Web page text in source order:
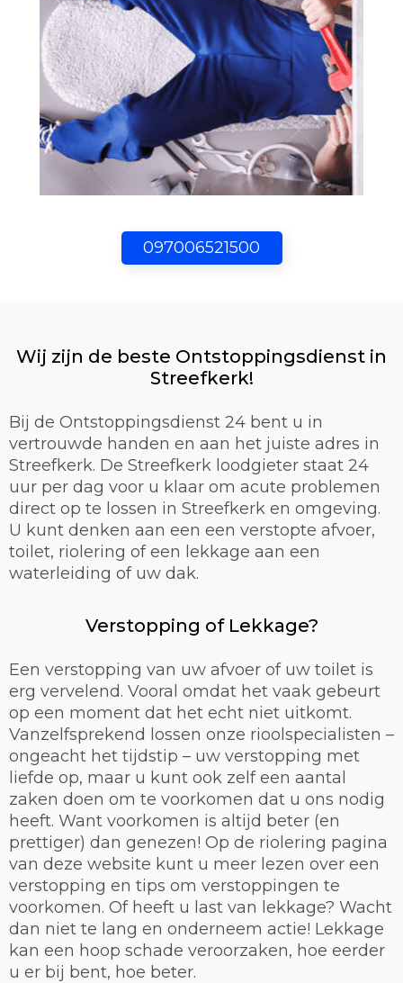
097006521500
Wij zijn de beste Ontstoppingsdienst in
Streefkerk!
Bij de Ontstoppingsdienst 24 bent u in
vertrouwde handen en aan het juiste adres in
Streefkerk. De Streefkerk loodgieter staat 24
uur per dag voor u klaar om acute problemen
direct op te lossen in Streefkerk en omgeving.
U kunt denken aan een een verstopte afvoer,
toilet, riolering of een lekkage aan een
waterleiding of uw dak.
Verstopping of Lekkage?
Een verstopping van uw afvoer of uw toilet is
erg vervelend. Vooral omdat het vaak gebeurt
op een moment dat het echt niet uitkomt.
Vanzelfsprekend lossen onze rioolspecialisten –
ongeacht het tijdstip – uw verstopping met
liefde op, maar u kunt ook zelf een aantal
zaken doen om te voorkomen dat u ons nodig
heeft. Want voorkomen is altijd beter (en
prettiger) dan genezen! Op de riolering pagina
van deze website kunt u meer lezen over een
verstopping en tips om verstoppingen te
voorkomen. Of heeft u last van lekkage? Wacht
dan niet te lang en onderneem actie! Lekkage
kan een hoop schade veroorzaken, hoe eerder
u er bij bent, hoe beter.